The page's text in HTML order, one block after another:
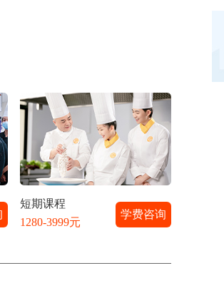
短期课程
1280-3999元
学费咨询